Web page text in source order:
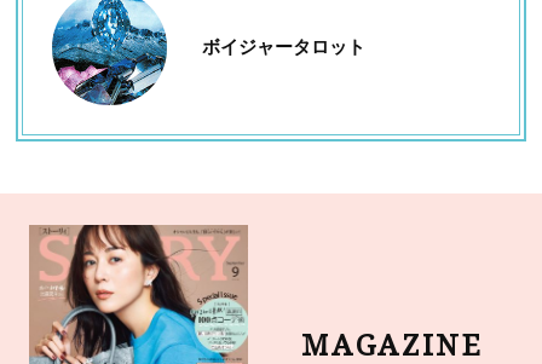
ボイジャータロット
MAGAZINE